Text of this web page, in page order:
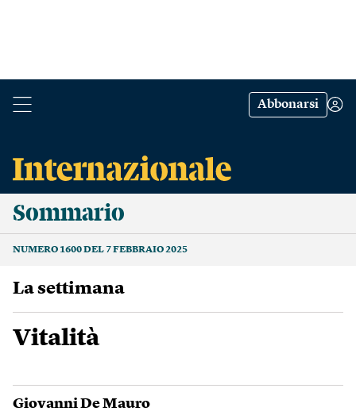
Abbonarsi
Sommario
NUMERO 1600 DEL 7 FEBBRAIO 2025
La settimana
Vitalità
Giovanni De Mauro